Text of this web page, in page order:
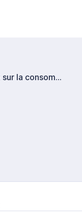
Rapport sur la consommation sportive en Chine en 2024